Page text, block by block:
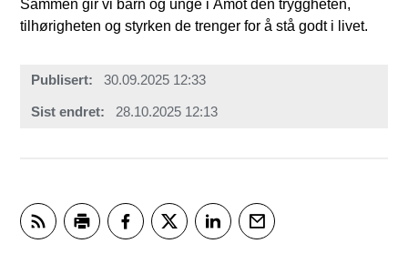
Sammen gir vi barn og unge i Åmot den tryggheten,
tilhørigheten og styrken de trenger for å stå godt i livet.
Publisert 30.09.2025 12:33
Sist endret 28.10.2025 12:13